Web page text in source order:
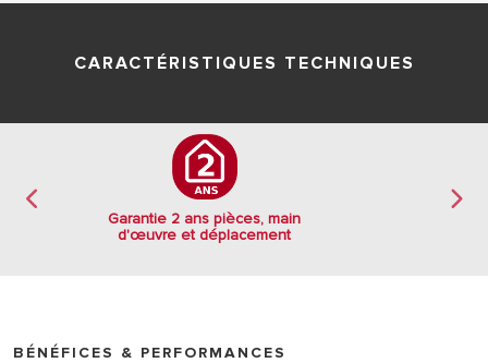
CARACTÉRISTIQUES TECHNIQUES
Garantie 2 ans pièces, main
d'œuvre et déplacement
BÉNÉFICES & PERFORMANCES